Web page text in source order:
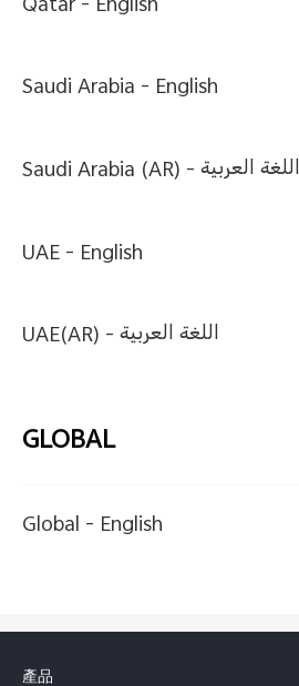
Saudi Arabia - English
Saudi Arabia (AR) -اللغة العربية
UAE - English
UAE(AR) -اللغة العربية
GLOBAL
Global - English
產品